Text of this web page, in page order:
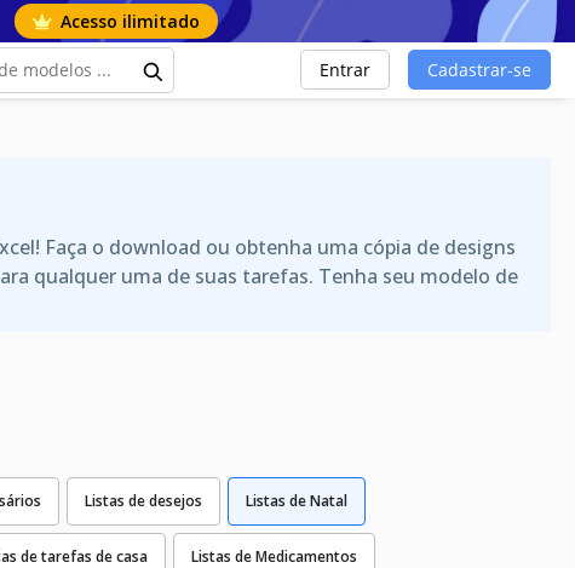
Acesso ilimitado
Entrar Cadastrar-se
Faça o download ou obtenha uma cópia de designs
qualquer uma de suas tarefas. Tenha seu modelo de
Listas de desejos Listas de Natal
de tarefas de casa Listas de Medicamentos